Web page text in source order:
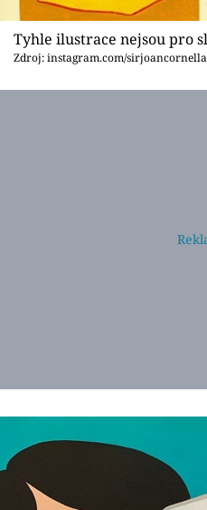
Tyhle ilustrace nejsou pro
Zdroj: instagram.com/sirjoancornella